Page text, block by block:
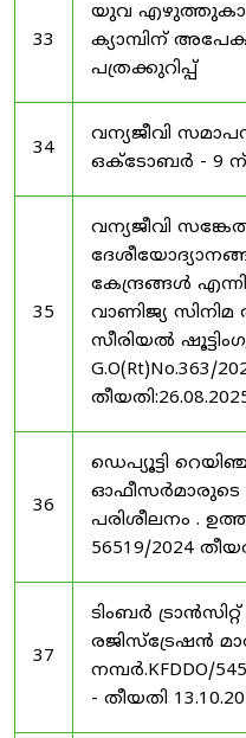
33
യുവ
ക്യാമ്പിന്
പത്രക്കുറിപ്പ്
34
വന്യജീവി
ഒക്ടോബർ - 9 ന്
35
വന്യജീവി
കേന്ദ്രങ്ങൾ
വാണിജ്യ സിനിമ
സീരിയൽ
G.O(Rt)No.363/
36
ഡെപ്യൂട്ടി
ഓഫീസർമാരുടെ
പരിശീലനം .
56519/2024
37
ടിംബർ
രജിസ്ട്രേഷൻ
നമ്പർ.KFDDO/
- തീയതി